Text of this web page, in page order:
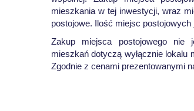
mieszkania w tej inwestycji, wraz
postojowe. Ilość miejsc postojowych
Zakup miejsca postojowego nie
mieszkań dotyczą wyłącznie lokalu
Zgodnie z cenami prezentowanymi